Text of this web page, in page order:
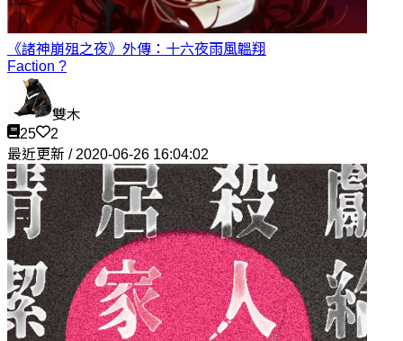
《諸神崩殂之夜》外傳：十六夜雨風韞翔
Faction ?
雙木
25
2
最近更新 / 2020-06-26 16:04:02